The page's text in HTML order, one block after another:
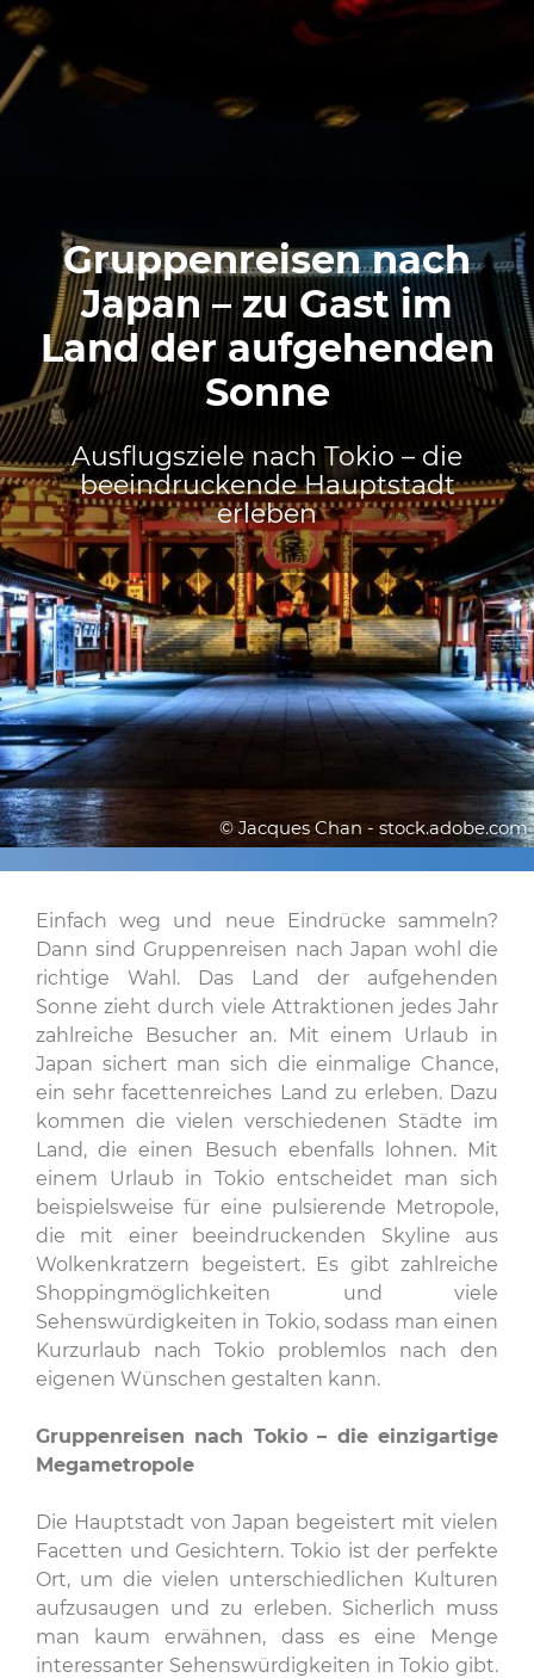
Gruppenreisen nach
Japan – zu Gast im
Land der aufgehenden
Sonne
Ausflugsziele nach Tokio – die
beeindruckende Hauptstadt
erleben
© Jacques Chan - stock.adobe.com
Einfach weg und neue Eindrücke sammeln?
Dann sind Gruppenreisen nach Japan wohl die
richtige Wahl. Das Land der aufgehenden
Sonne zieht durch viele Attraktionen jedes Jahr
zahlreiche Besucher an. Mit einem Urlaub in
Japan sichert man sich die einmalige Chance,
ein sehr facettenreiches Land zu erleben. Dazu
kommen die vielen verschiedenen Städte im
Land, die einen Besuch ebenfalls lohnen. Mit
einem Urlaub in Tokio entscheidet man sich
beispielsweise für eine pulsierende Metropole,
die mit einer beeindruckenden Skyline aus
Wolkenkratzern begeistert. Es gibt zahlreiche
Shoppingmöglichkeiten und viele
Sehenswürdigkeiten in Tokio, sodass man einen
Kurzurlaub nach Tokio problemlos nach den
eigenen Wünschen gestalten kann.
Gruppenreisen nach Tokio – die einzigartige
Megametropole
Die Hauptstadt von Japan begeistert mit vielen
Facetten und Gesichtern. Tokio ist der perfekte
Ort, um die vielen unterschiedlichen Kulturen
aufzusaugen und zu erleben. Sicherlich muss
man kaum erwähnen, dass es eine Menge
interessanter Sehenswürdigkeiten in Tokio gibt.